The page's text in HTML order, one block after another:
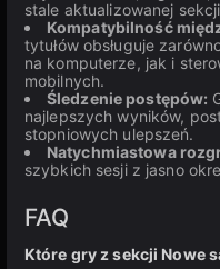
stale aktualizowanej
Kompatybilność
tytułów obsługuje
na komputerze, jak i
mobilnych.
Śledzenie postępów:
najlepszych wyników,
stopniowych ulepszeń.
Natychmiastowa
szybkich sesji z jasno
FAQ
Które gry z sekcji Nowe